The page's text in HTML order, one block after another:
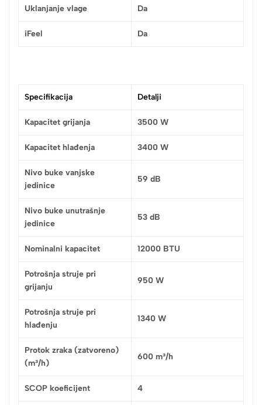
Uklanjanje vlage Da
iFeel Da
Specifikacija Detalji
Kapacitet grijanja 3500 W
Kapacitet hlađenja 3400 W
Nivo buke vanjske
jedinice
59 dB
Nivo buke unutrašnje
jedinice
53 dB
Nominalni kapacitet 12000 BTU
Potrošnja struje pri
grijanju
950 W
Potrošnja struje pri
hlađenju
1340 W
Protok zraka (zatvoreno)
(m³/h)
600 m³/h
SCOP koeficijent 4